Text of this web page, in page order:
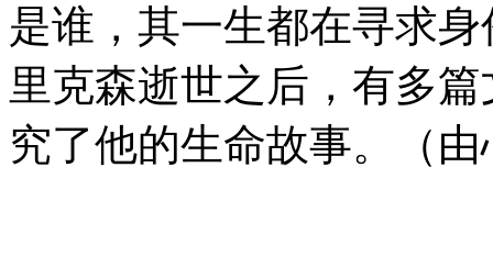
是谁，其一生都在寻求
里克森逝世之后，有多
究了他的生命故事。（